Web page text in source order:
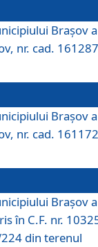
Braşov a
nr. cad.
Braşov a
nr. cad.
Braşov a
în C.F. nr.
din terenul